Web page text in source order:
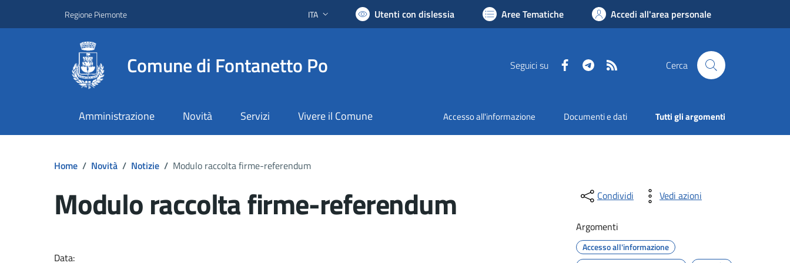
Regione Piemonte Lingua attiva:
ITA Utenti con dislessia Aree Tematiche Accedi all'area personale
Comune di Fontanetto Po Seguici su FacebookTelegram Cerca
Amministrazione Novità Servizi Vivere il Comune Accesso all'informazione Documenti e dati Tutti gli argomenti
Home / Novità / Notizie / Modulo raccolta firme-referendum
Modulo raccolta firme-referendum
Data:
Condividi Vedi azioni
Argomenti
Accesso all'informazione